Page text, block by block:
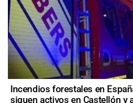
Incendios forestales en
siguen activos en Castellón y